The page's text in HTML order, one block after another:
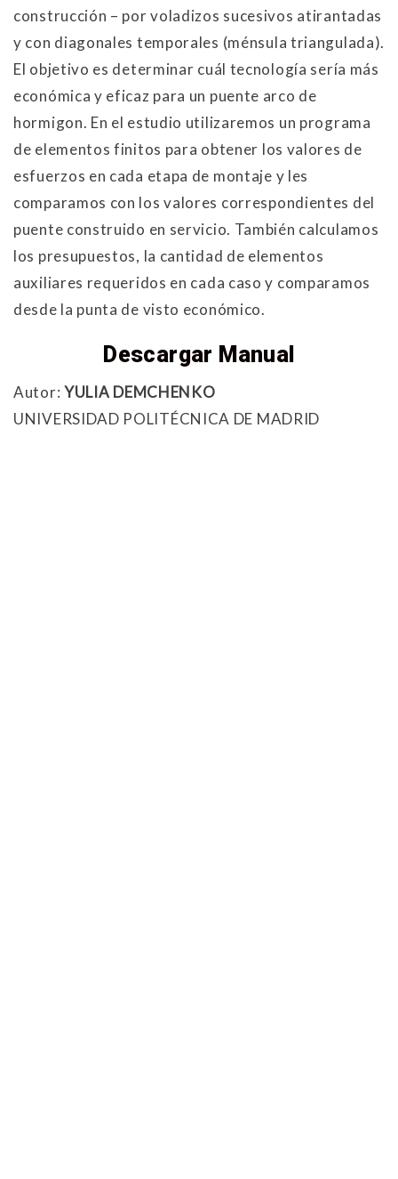
construcción – por voladizos sucesivos atirantadas
y con diagonales temporales (ménsula triangulada).
El objetivo es determinar cuál tecnología sería más
económica y eficaz para un puente arco de
hormigon. En el estudio utilizaremos un programa
de elementos finitos para obtener los valores de
esfuerzos en cada etapa de montaje y les
comparamos con los valores correspondientes del
puente construido en servicio. También calculamos
los presupuestos, la cantidad de elementos
auxiliares requeridos en cada caso y comparamos
desde la punta de visto económico.
Descargar Manual
Autor: YULIA DEMCHENKO
UNIVERSIDAD POLITÉCNICA DE MADRID